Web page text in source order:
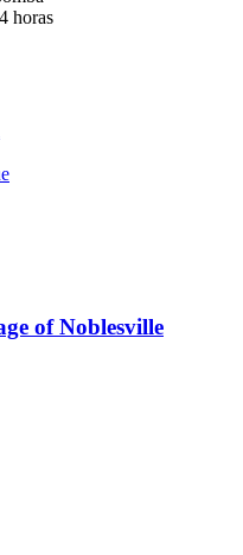
horas
of Noblesville